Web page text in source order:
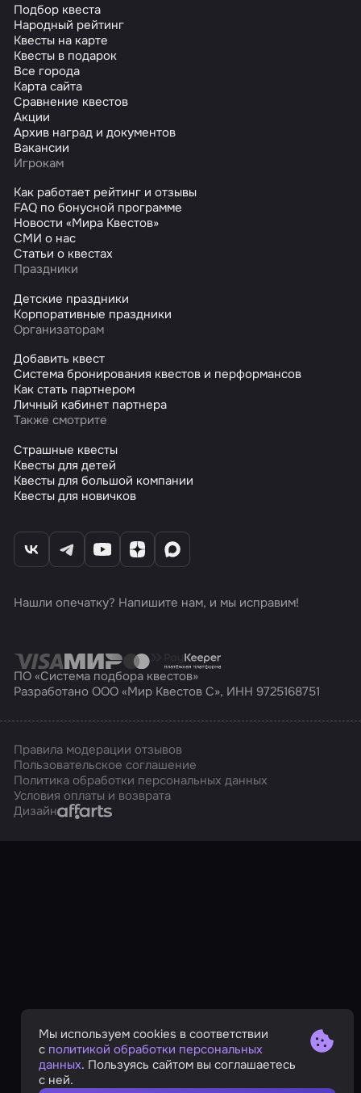
Подбор квеста
Народный рейтинг
Квесты на карте
Квесты в подарок
Все города
Карта сайта
Сравнение квестов
Акции
Архив наград и документов
Вакансии
Игрокам
Как работает рейтинг и отзывы
FAQ по бонусной программе
Новости «Мира Квестов»
СМИ о нас
Статьи о квестах
Праздники
Детские праздники
Корпоративные праздники
Организаторам
Добавить квест
Система бронирования квестов и перформансов
Как стать партнером
Личный кабинет партнера
Также смотрите
Страшные квесты
Квесты для детей
Квесты для большой компании
Квесты для новичков
Нашли опечатку? Напишите нам, и мы исправим!
ПО «Система подбора квестов»
Разработано ООО «Мир Квестов С», ИНН 9725168751
Правила модерации отзывов
Пользовательское соглашение
Политика обработки персональных данных
Условия оплаты и возврата
ДизайнAffarts
Мы используем cookies в соответствии
с политикой обработки персональных
данных. Пользуясь сайтом вы соглашаетесь
с ней.